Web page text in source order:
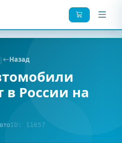
| Назад
России на
ID: 11657